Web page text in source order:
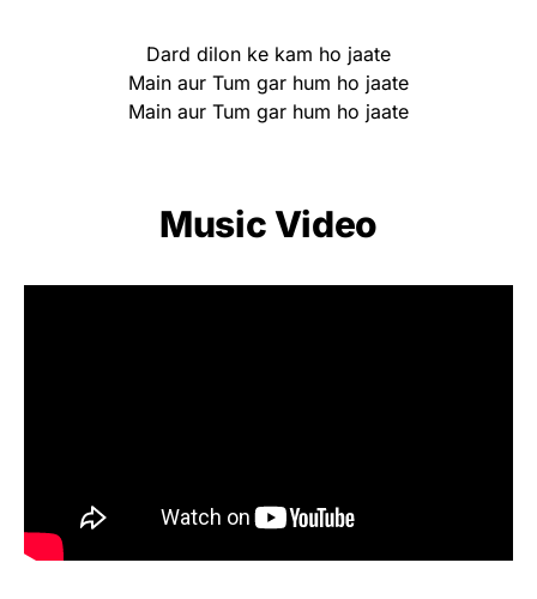
Dard dilon ke kam ho jaate
Main aur Tum gar hum ho jaate
Main aur Tum gar hum ho jaate
Music Video